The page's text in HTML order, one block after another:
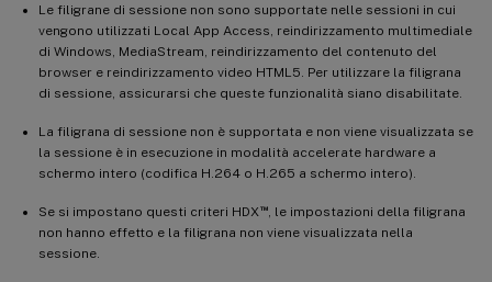
Le filigrane di sessione non sono supportate nelle sessioni in cui
vengono utilizzati Local App Access, reindirizzamento multimediale
di Windows, MediaStream, reindirizzamento del contenuto del
browser e reindirizzamento video HTML5. Per utilizzare la filigrana
di sessione, assicurarsi che queste funzionalità siano disabilitate.
La filigrana di sessione non è supportata e non viene visualizzata se
la sessione è in esecuzione in modalità accelerate hardware a
schermo intero (codifica H.264 o H.265 a schermo intero).
Se si impostano questi criteri HDX ™, le impostazioni della filigrana
non hanno effetto e la filigrana non viene visualizzata nella
sessione.